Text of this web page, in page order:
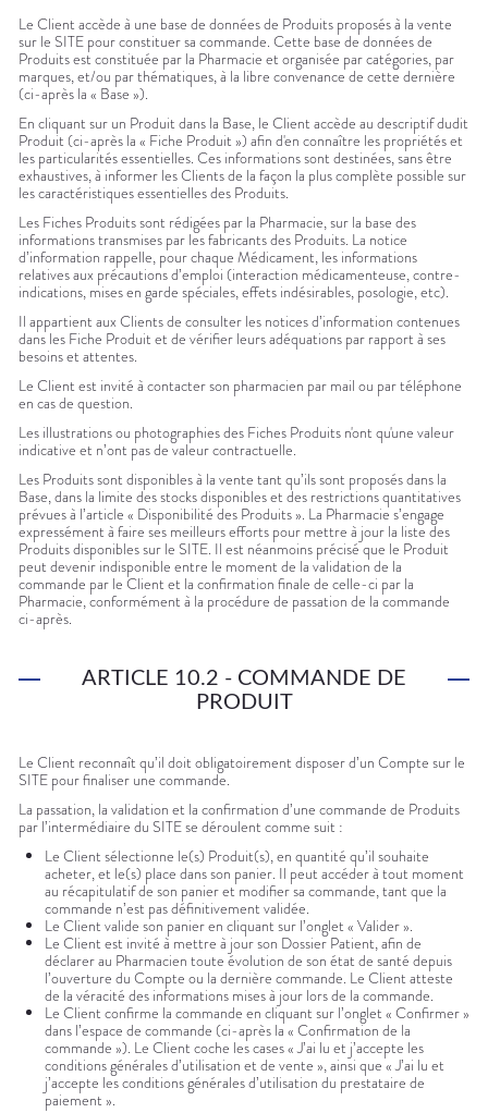
Le Client accède à une base de données de Produits proposés à la vente
sur le SITE pour constituer sa commande. Cette base de données de
Produits est constituée par la Pharmacie et organisée par catégories, par
marques, et/ou par thématiques, à la libre convenance de cette dernière
(ci-après la « Base »).
En cliquant sur un Produit dans la Base, le Client accède au descriptif dudit
Produit (ci-après la « Fiche Produit ») afin d'en connaître les propriétés et
les particularités essentielles. Ces informations sont destinées, sans être
exhaustives, à informer les Clients de la façon la plus complète possible sur
les caractéristiques essentielles des Produits.
Les Fiches Produits sont rédigées par la Pharmacie, sur la base des
informations transmises par les fabricants des Produits. La notice
d’information rappelle, pour chaque Médicament, les informations
relatives aux précautions d’emploi (interaction médicamenteuse, contre-
indications, mises en garde spéciales, effets indésirables, posologie, etc).
Il appartient aux Clients de consulter les notices d’information contenues
dans les Fiche Produit et de vérifier leurs adéquations par rapport à ses
besoins et attentes.
Le Client est invité à contacter son pharmacien par mail ou par téléphone
en cas de question.
Les illustrations ou photographies des Fiches Produits n'ont qu'une valeur
indicative et n’ont pas de valeur contractuelle.
Les Produits sont disponibles à la vente tant qu’ils sont proposés dans la
Base, dans la limite des stocks disponibles et des restrictions quantitatives
prévues à l’article « Disponibilité des Produits ». La Pharmacie s’engage
expressément à faire ses meilleurs efforts pour mettre à jour la liste des
Produits disponibles sur le SITE. Il est néanmoins précisé que le Produit
peut devenir indisponible entre le moment de la validation de la
commande par le Client et la confirmation finale de celle-ci par la
Pharmacie, conformément à la procédure de passation de la commande
ci-après.
ARTICLE 10.2 - COMMANDE DE
PRODUIT
Le Client reconnaît qu’il doit obligatoirement disposer d’un Compte sur le
SITE pour finaliser une commande.
La passation, la validation et la confirmation d’une commande de Produits
par l’intermédiaire du SITE se déroulent comme suit :
Le Client sélectionne le(s) Produit(s), en quantité qu’il souhaite
acheter, et le(s) place dans son panier. Il peut accéder à tout moment
au récapitulatif de son panier et modifier sa commande, tant que la
commande n’est pas définitivement validée.
Le Client valide son panier en cliquant sur l’onglet « Valider ».
Le Client est invité à mettre à jour son Dossier Patient, afin de
déclarer au Pharmacien toute évolution de son état de santé depuis
l’ouverture du Compte ou la dernière commande. Le Client atteste
de la véracité des informations mises à jour lors de la commande.
Le Client confirme la commande en cliquant sur l’onglet « Confirmer »
dans l’espace de commande (ci-après la « Confirmation de la
commande »). Le Client coche les cases « J’ai lu et j’accepte les
conditions générales d’utilisation et de vente », ainsi que « J’ai lu et
j’accepte les conditions générales d’utilisation du prestataire de
paiement ».